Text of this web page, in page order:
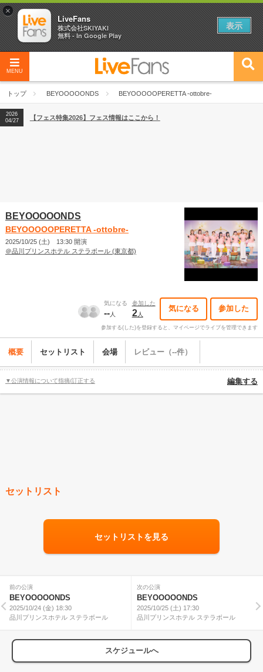
MENU
トップ BEYOOOOONDS BEYOOOOOPERETTA -ottobre-
2026
04/27
2026
【ライブ動員ランキング】2026年上半期編発表！
2026
04/27
【フェス特集2026】フェス情報はここから！
BEYOOOOONDS
BEYOOOOOPERETTA -ottobre-
2025/10/25 (土) 13:30 開演
＠品川プリンスホテル ステラボール (東京都)
気になる
--人
参加した
2人
気になる 参加した
参加する(した)を登録すると、マイページでライブを管理できます
概要 セットリスト 会場 レビュー（--件）
▼公演情報について指摘/訂正する 編集する
セットリスト
セットリストを見る
前の公演
BEYOOOOONDS
2025/10/24 (金) 18:30
品川プリンスホテル ステラボール
次の公演
BEYOOOOONDS
2025/10/25 (土) 17:30
品川プリンスホテル ステラボール
スケジュールへ
×
LiveFans
株式会社SKIYAKI
無料 - In Google Play
表示